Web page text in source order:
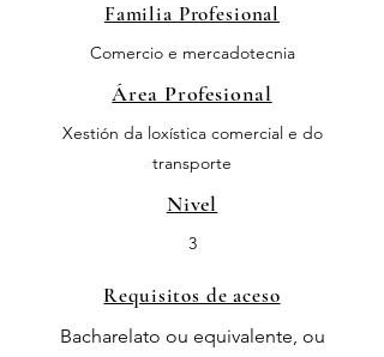
Familia Profesional
Comercio e mercadotecnia
Área Profesional
Xestión da loxística comercial e do
transporte
Nivel
3
Requisitos de aceso
Bacharelato ou equivalente, ou